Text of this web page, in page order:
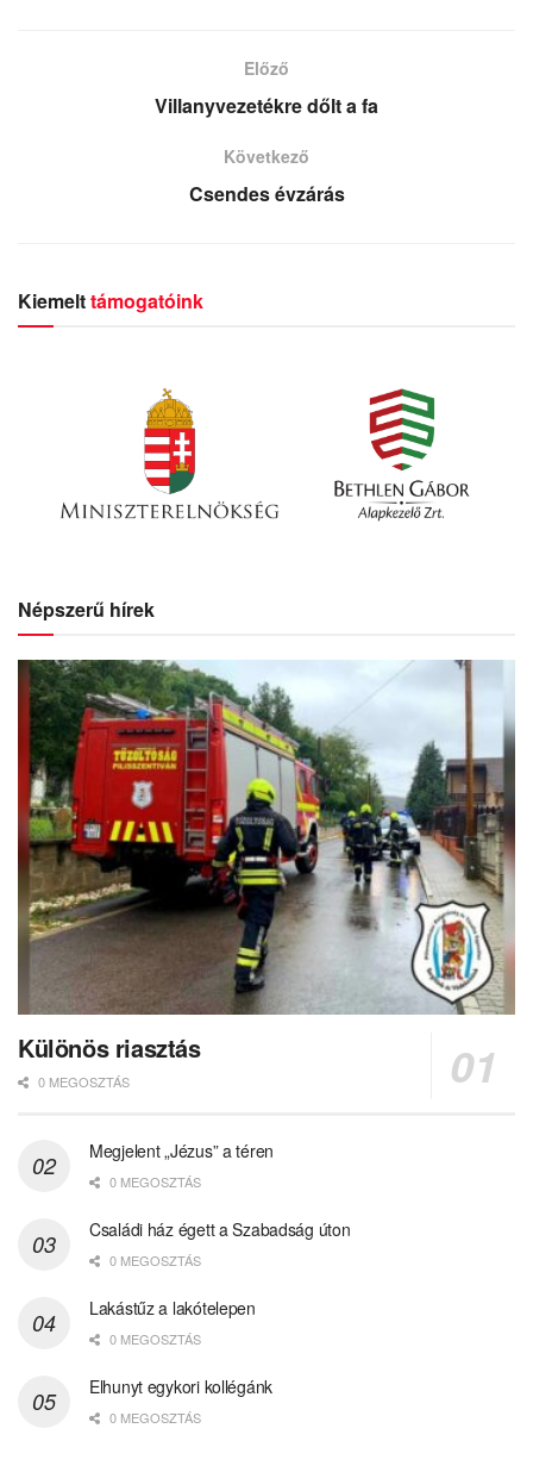
Előző
Villanyvezetékre dőlt a fa
Következő
Csendes évzárás
Kiemelttámogatóink
Népszerű hírek
Különös riasztás
0 MEGOSZTÁS
Megjelent „Jézus” a téren
0 MEGOSZTÁS
Családi ház égett a Szabadság úton
0 MEGOSZTÁS
Lakástűz a lakótelepen
0 MEGOSZTÁS
Elhunyt egykori kollégánk
0 MEGOSZTÁS